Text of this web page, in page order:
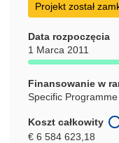
Projekt został
Data rozpoczęcia
1 Marca 2011
Finansowanie w
Specific
Koszt całkowity
€ 6 584 623,18